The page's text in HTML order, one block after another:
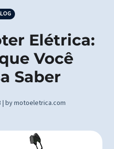
Elétrica:
Você
Saber
| by motoeletrica.com